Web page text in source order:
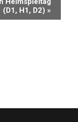
(D1, H1, D2) »